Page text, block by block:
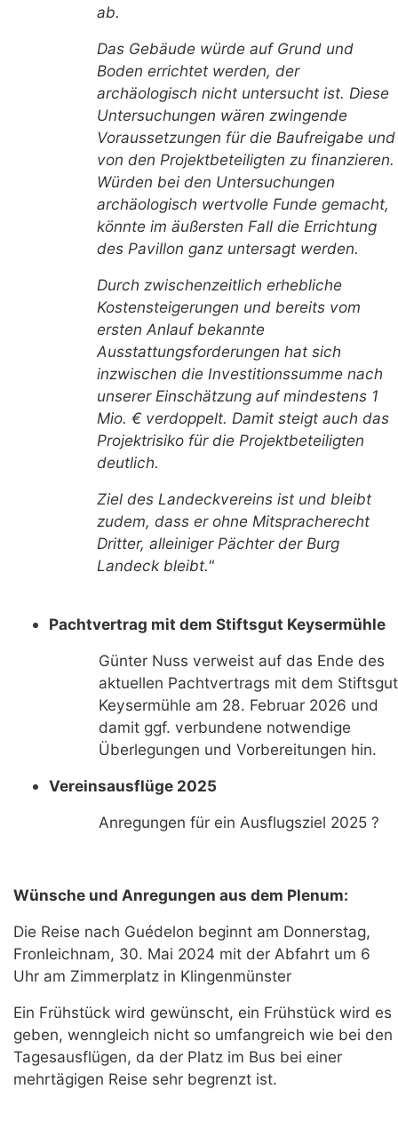
ab.
Das Gebäude würde auf Grund und
Boden errichtet werden, der
archäologisch nicht untersucht ist. Diese
Untersuchungen wären zwingende
Voraussetzungen für die Baufreigabe und
von den Projektbeteiligten zu finanzieren.
Würden bei den Untersuchungen
archäologisch wertvolle Funde gemacht,
könnte im äußersten Fall die Errichtung
des Pavillon ganz untersagt werden.
Durch zwischenzeitlich erhebliche
Kostensteigerungen und bereits vom
ersten Anlauf bekannte
Ausstattungsforderungen hat sich
inzwischen die Investitionssumme nach
unserer Einschätzung auf mindestens 1
Mio. € verdoppelt. Damit steigt auch das
Projektrisiko für die Projektbeteiligten
deutlich.
Ziel des Landeckvereins ist und bleibt
zudem, dass er ohne Mitspracherecht
Dritter, alleiniger Pächter der Burg
Landeck bleibt."
Pachtvertrag mit dem Stiftsgut Keysermühle
Günter Nuss verweist auf das Ende des
aktuellen Pachtvertrags mit dem Stiftsgut
Keysermühle am 28. Februar 2026 und
damit ggf. verbundene notwendige
Überlegungen und Vorbereitungen hin.
Vereinsausflüge 2025
Anregungen für ein Ausflugsziel 2025 ?
Wünsche und Anregungen aus dem Plenum:
Die Reise nach Guédelon beginnt am Donnerstag,
Fronleichnam, 30. Mai 2024 mit der Abfahrt um 6
Uhr am Zimmerplatz in Klingenmünster
Ein Frühstück wird gewünscht, ein Frühstück wird es
geben, wenngleich nicht so umfangreich wie bei den
Tagesausflügen, da der Platz im Bus bei einer
mehrtägigen Reise sehr begrenzt ist.